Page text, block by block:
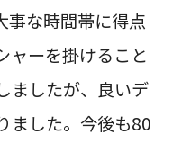
事な時間帯に得点
ャーを掛けること
ましたが、良いデ
ました。今後も80